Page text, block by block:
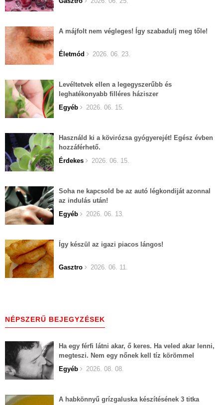
A májfolt nem végleges! Így szabadulj meg tőle!
Életmód 2026. 06. 23.
Levéltetvek ellen a legegyszerűbb és
leghatékonyabb filléres háziszer
Egyéb
2026. 06. 15.
Használd ki a kövirózsa gyógyerejét! Egész évben
hozzáférhető.
Érdekes
2026. 06. 15.
Soha ne kapcsold be az autó légkondiját azonnal
az indulás után!
Egyéb
2026. 06. 13.
Így készül az igazi piacos lángos!
Gasztro 2026. 06. 11.
NÉPSZERŰ BEJEGYZÉSEK
Ha egy férfi látni akar, ő keres. Ha veled akar lenni,
megteszi. Nem egy nőnek kell tíz körömmel
belekapaszkodva mindent feláldozni.
Egyéb 2026. 08. 08.
A habkönnyű grízgaluska készítésének 3 titka